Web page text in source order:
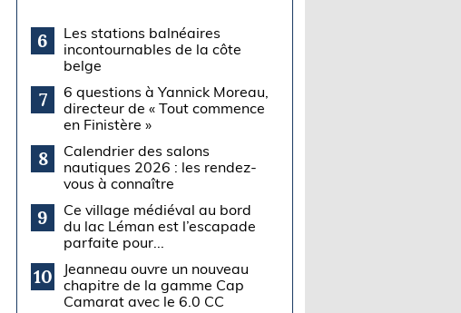
6
Les stations balnéaires
incontournables de la côte
belge
7
6 questions à Yannick Moreau,
directeur de « Tout commence
en Finistère »
8
Calendrier des salons
nautiques 2026 : les rendez-
vous à connaître
9
Ce village médiéval au bord
du lac Léman est l’escapade
parfaite pour...
10
Jeanneau ouvre un nouveau
chapitre de la gamme Cap
Camarat avec le 6.0 CC